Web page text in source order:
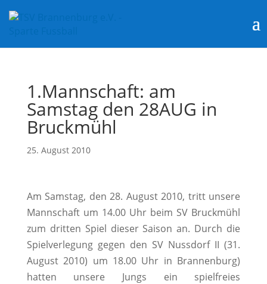
1.Mannschaft: am
Samstag den 28AUG in
Bruckmühl
25. August 2010
Am Samstag, den 28. August 2010, tritt unsere
Mannschaft um 14.00 Uhr beim SV Bruckmühl
zum dritten Spiel dieser Saison an. Durch die
Spielverlegung gegen den SV Nussdorf II (31.
August 2010) um 18.00 Uhr in Brannenburg)
hatten unsere Jungs ein spielfreies